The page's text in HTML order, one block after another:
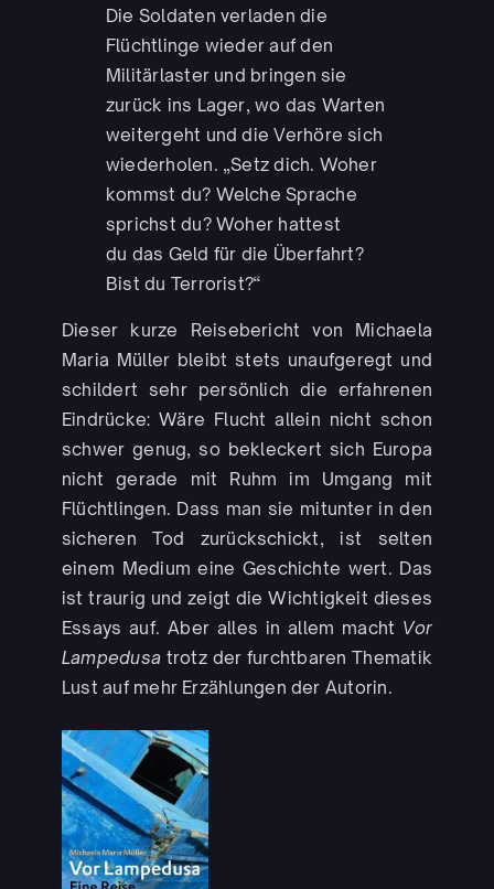
Die Soldaten verladen die
Flüchtlinge wieder auf den
Militärlaster und bringen sie
zurück ins Lager, wo das Warten
weitergeht und die Verhöre sich
wiederholen. „Setz dich. Woher
kommst du? Welche Sprache
sprichst du? Woher hattest
du das Geld für die Überfahrt?
Bist du Terrorist?“
Dieser kurze Reisebericht von Michaela
Maria Müller bleibt stets unaufgeregt und
schildert sehr persönlich die erfahrenen
Eindrücke: Wäre Flucht allein nicht schon
schwer genug, so bekleckert sich Europa
nicht gerade mit Ruhm im Umgang mit
Flüchtlingen. Dass man sie mitunter in den
sicheren Tod zurückschickt, ist selten
einem Medium eine Geschichte wert. Das
ist traurig und zeigt die Wichtigkeit dieses
Essays auf. Aber alles in allem macht Vor
Lampedusa trotz der furchtbaren Thematik
Lust auf mehr Erzählungen der Autorin.